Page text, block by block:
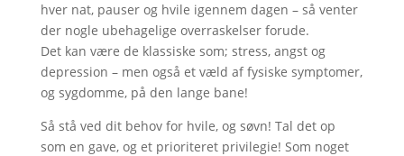
hver nat, pauser og hvile igennem dagen – så venter
der nogle ubehagelige overraskelser forude.
Det kan være de klassiske som; stress, angst og
depression – men også et væld af fysiske symptomer,
og sygdomme, på den lange bane!
Så stå ved dit behov for hvile, og søvn! Tal det op
som en gave, og et prioriteret privilegie! Som noget